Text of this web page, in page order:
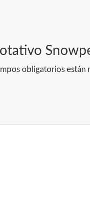
obligatorios están